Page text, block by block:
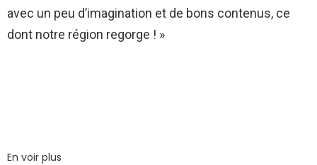
avec un peu d’imagination et de bons contenus, ce
dont notre région regorge ! »
En voir plus